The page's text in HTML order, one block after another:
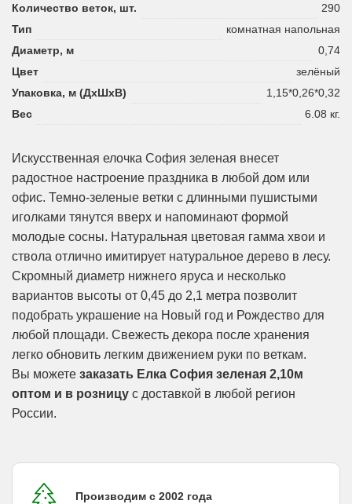
Количество веток, шт.
290
Тип
комнатная напольная
Диаметр, м
0,74
Цвет
зелёный
Упаковка, м (ДхШхВ)
1,15*0,26*0,32
Вес
6.08 кг.
Искусственная елочка София зеленая внесет
радостное настроение праздника в любой дом или
офис. Темно-зеленые ветки с длинными пушистыми
иголками тянутся вверх и напоминают формой
молодые сосны. Натуральная цветовая гамма хвои и
ствола отлично имитирует натуральное дерево в лесу.
Скромный диаметр нижнего яруса и несколько
вариантов высоты от 0,45 до 2,1 метра позволит
подобрать украшение на Новый год и Рождество для
любой площади. Свежесть декора после хранения
легко обновить легким движением руки по веткам.
Вы можете заказать Елка София зеленая 2,10м
оптом и в розницу с доставкой в любой регион
России.
Производим с 2002 года